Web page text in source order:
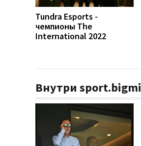
Tundra Esports -
чемпионы The
International 2022
Внутри